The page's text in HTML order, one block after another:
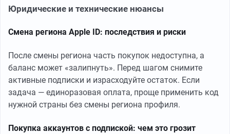
Юридические и технические нюансы
Смена региона Apple ID: последствия и риски
После смены региона часть покупок недоступна, а
баланс может «залипнуть». Перед шагом снимите
активные подписки и израсходуйте остаток. Если
задача — единоразовая оплата, проще применить код
нужной страны без смены региона профиля.
Покупка аккаунтов с подпиской: чем это грозит